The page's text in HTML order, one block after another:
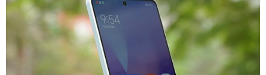
máy cũ tốt nhất 2024
Có nên mua điện thoại Xiaomi cũ hay không? Địa
chỉ bán Xiaomi cũ giá rẻ nhất Hà Nội